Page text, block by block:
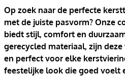
Op zoek naar de perfecte
met de juiste pasvorm? Onze
biedt stijl, comfort en
gerecycled materiaal, zijn
en perfect voor elke
feestelijke look die goed voelt